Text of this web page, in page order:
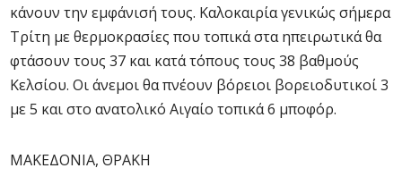
κάνουν την εμφάνισή τους. Καλοκαιρία γενικώς σήμερα
Τρίτη με θερμοκρασίες που τοπικά στα ηπειρωτικά θα
φτάσουν τους 37 και κατά τόπους τους 38 βαθμούς
Κελσίου. Οι άνεμοι θα πνέουν βόρειοι βορειοδυτικοί 3
με 5 και στο ανατολικό Αιγαίο τοπικά 6 μποφόρ.
ΜΑΚΕΔΟΝΙΑ, ΘΡΑΚΗ